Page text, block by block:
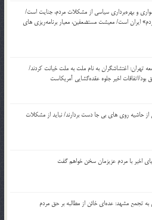
و بهره‌برداری سیاسی از مشکلات مردم، جنایت است/
ایران است/ معیشت مستضعفین، معیار برنامه‌ریزی های
تهران: اغتشاشگران به نام ملت به ملت خیانت کردند/
اتفاقات اخیر جلوه عقده‌گشایی آمریکاست
از حاشیه روی های بی جا دست بردارند/ نباید از مشکلات
اخیر با مردم عزیزمان سخن خواهم گفت
به تجمع مشهد: عده‌ای خائن از مطالبه بر حق مردم